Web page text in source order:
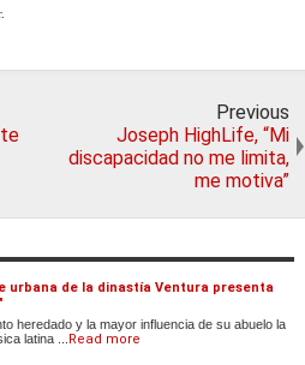
Previous
Joseph HighLife, “Mi
discapacidad no me limita,
me motiva”
urbana de la dinastía Ventura presenta
heredado y la mayor influencia de su abuelo la
latina ...
Read more